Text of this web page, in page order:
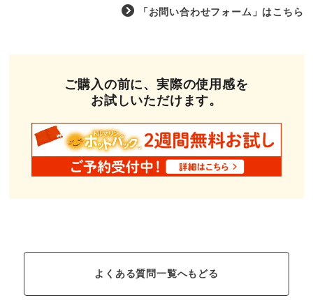
「お問い合わせフォーム」はこちら
ご購入の前に、実際の使用感を
お試しいただけます。
よくある質問一覧へもどる